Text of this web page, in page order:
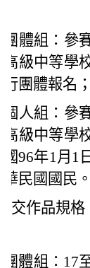
團體組：參
高級中等學
行團體報名
個人組：參
高級中等學
國96年1月1
華民國國民。
交作品規格
團體組：17